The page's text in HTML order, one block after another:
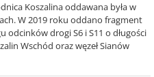
Koszalina oddawana była w
W 2019 roku oddano fragment
odcinków drogi S6 i S11 o długości
Wschód oraz węzeł Sianów